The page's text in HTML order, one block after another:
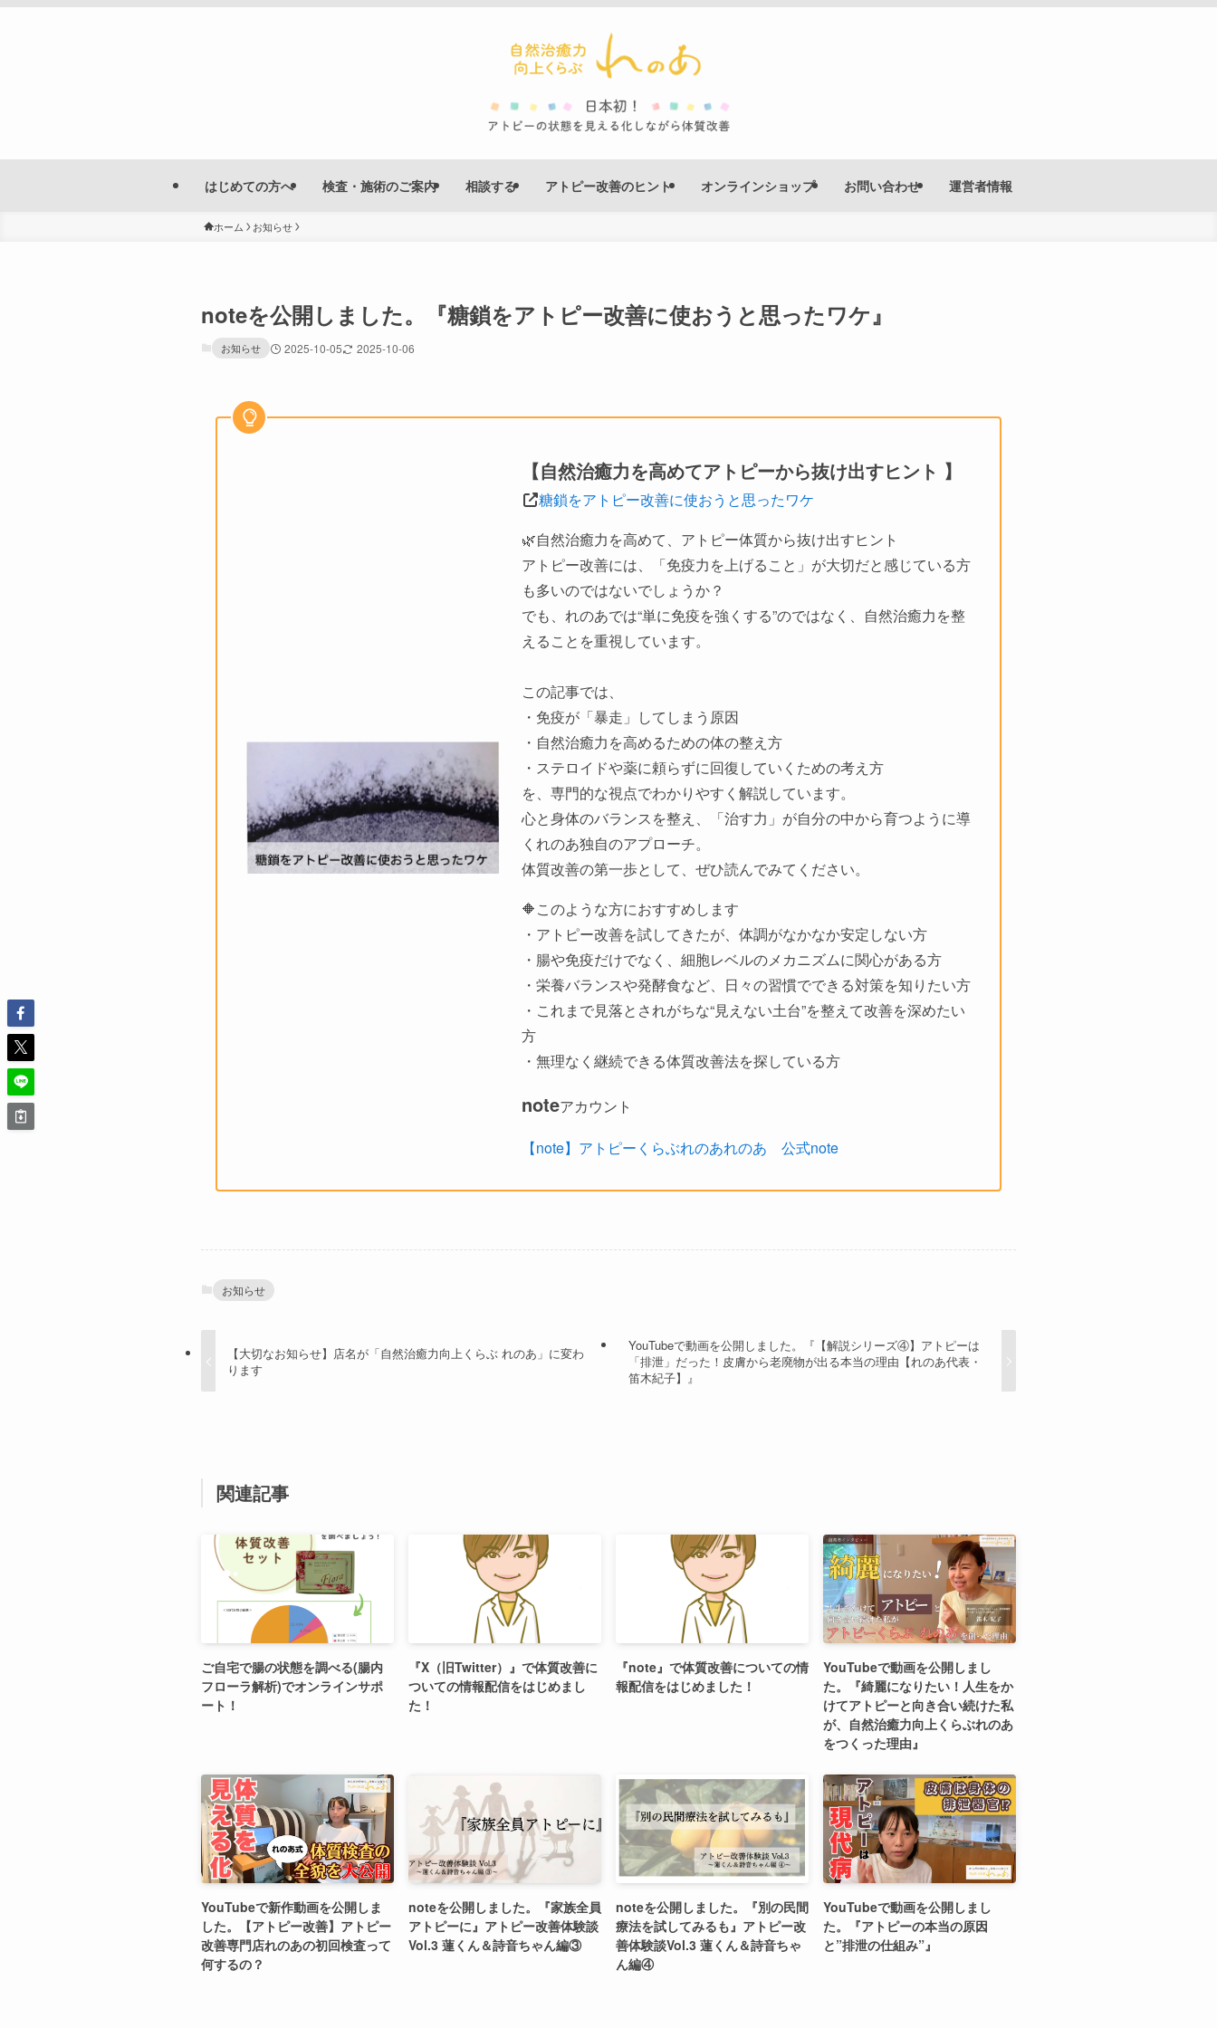
はじめての方へ 検査・施術のご案内 相談する アトピー改善のヒント オンラインショップ お問い合わせ 運営者情報
ホーム お知らせ
noteを公開しました。『糖鎖をアトピー改善に使おうと思ったワケ』
お知らせ 2025-10-05 2025-10-06
【自然治癒力を高めてアトピーから抜け出すヒント 】
糖鎖をアトピー改善に使おうと思ったワケ
🌿自然治癒力を高めて、アトピー体質から抜け出すヒント
アトピー改善には、「免疫力を上げること」が大切だと感じている方
も多いのではないでしょうか？
でも、れのあでは“単に免疫を強くする”のではなく、自然治癒力を整
えることを重視しています。
この記事では、
・免疫が「暴走」してしまう原因
・自然治癒力を高めるための体の整え方
・ステロイドや薬に頼らずに回復していくための考え方
を、専門的な視点でわかりやすく解説しています。
心と身体のバランスを整え、「治す力」が自分の中から育つように導
くれのあ独自のアプローチ。
体質改善の第一歩として、ぜひ読んでみてください。
🔶このような方におすすめします
・アトピー改善を試してきたが、体調がなかなか安定しない方
・腸や免疫だけでなく、細胞レベルのメカニズムに関心がある方
・栄養バランスや発酵食など、日々の習慣でできる対策を知りたい方
・これまで見落とされがちな“見えない土台”を整えて改善を深めたい
方
・無理なく継続できる体質改善法を探している方
noteアカウント
【note】アトピーくらぶれのあれのあ 公式note
お知らせ
【大切なお知らせ】店名が「自然治癒力向上くらぶ れのあ」に変わ
ります
YouTubeで動画を公開しました。『【解説シリーズ④】アトピーは
「排泄」だった！皮膚から老廃物が出る本当の理由【れのあ代表・
笛木紀子】』
関連記事
ご自宅で腸の状態を調べる(腸内
フローラ解析)でオンラインサポ
ート！
『X（旧Twitter）』で体質改善に
ついての情報配信をはじめまし
た！
『note』で体質改善についての情
報配信をはじめました！
YouTubeで動画を公開しまし
た。『綺麗になりたい！人生をか
けてアトピーと向き合い続けた私
が、自然治癒力向上くらぶれのあ
をつくった理由』
YouTubeで新作動画を公開しま
した。【アトピー改善】アトピー
改善専門店れのあの初回検査って
何するの？
noteを公開しました。『家族全員
アトピーに』アトピー改善体験談
Vol.3 蓮くん＆詩音ちゃん編③
noteを公開しました。『別の民間
療法を試してみるも』アトピー改
善体験談Vol.3 蓮くん＆詩音ちゃ
ん編④
YouTubeで動画を公開しまし
た。『アトピーの本当の原因
と”排泄の仕組み”』